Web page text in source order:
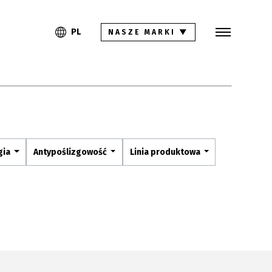
PL
PL NASZE MARKI ▼
Antypoślizgowość Linia produktowa
Inspiracje
Pliki do pobrania
Strefa architekta